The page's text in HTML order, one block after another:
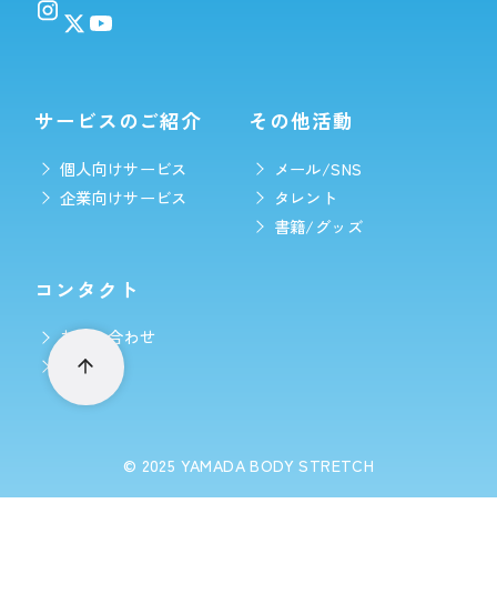
サービスのご紹介
個人向けサービス
企業向けサービス
その他活動
メール/SNS
タレント
書籍/グッズ
コンタクト
お問い合わせ
LINE予約
© 2025 YAMADA BODY STRETCH